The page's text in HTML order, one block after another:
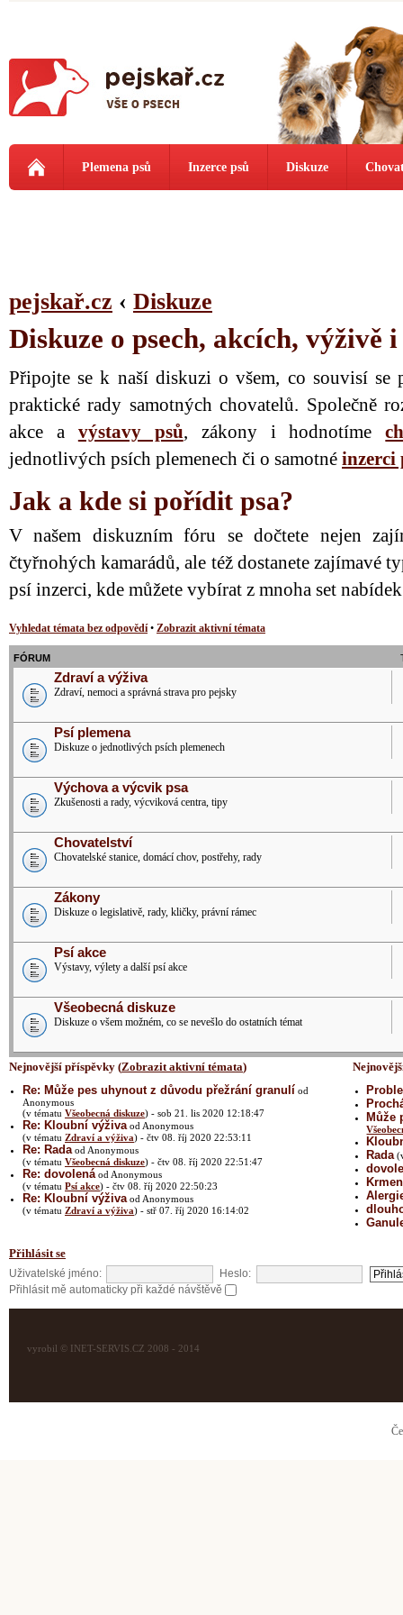
Plemena psů Inzerce psů Diskuze
pejskař.cz ‹ Diskuze
Diskuze o psech, akcích, výživě
Připojte se k naší diskuzi o všem, co souvisí se
praktické rady samotných chovatelů. Společně
akce a výstavy psů, zákony i hodnotíme
jednotlivých psích plemenech či o samotné inzerci
Jak a kde si pořídit psa?
V našem diskuzním fóru se dočtete nejen
čtyřnohých kamarádů, ale též dostanete zajímavé
psí inzerci, kde můžete vybírat z mnoha set
Vyhledat témata bez odpovědí• Zobrazit aktivní témata
FÓRUM
Zdraví a výživa
Zdraví, nemoci a správná strava pro pejsky
Psí plemena
Diskuze o jednotlivých psích plemenech
Výchova a výcvik psa
Zkušenosti a rady, výcviková centra, tipy
Chovatelství
Chovatelské stanice, domácí chov, postřehy, rady
Zákony
Diskuze o legislativě, rady, kličky, právní rámec
Psí akce
Výstavy, výlety a další psí akce
Všeobecná diskuze
Diskuze o všem možném, co se nevešlo do ostatních témat
Nejnovější příspěvky (Zobrazit aktivní témata)
Re: Může pes uhynout z důvodu přežrání granulí od
Anonymous
(v tématu Všeobecná diskuze) - sob 21. lis 2020 12:18:47
Re: Kloubní výživa od Anonymous
(v tématu Zdraví a výživa) - čtv 08. říj 2020 22:53:11
Re: Rada od Anonymous
(v tématu Všeobecná diskuze) - čtv 08. říj 2020 22:51:47
Re: dovolená od Anonymous
(v tématu Psí akce) - čtv 08. říj 2020 22:50:23
Re: Kloubní výživa od Anonymous
(v tématu Zdraví a výživa) - stř 07. říj 2020 16:14:02
Může
Rada
Přihlásit se
Uživatelské jméno:
Heslo:
Přihlásit mě automaticky při každé návštěvě
vyrobil © INET-SERVIS.CZ 2008 - 2014